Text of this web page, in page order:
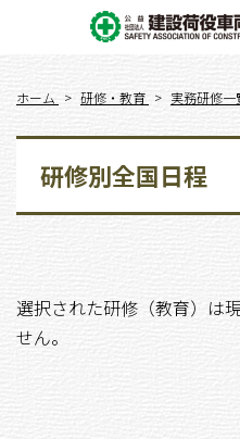
ホーム 研修・教育 実務研修一
研修別全国日程
選択された研修（教育）は
せん。